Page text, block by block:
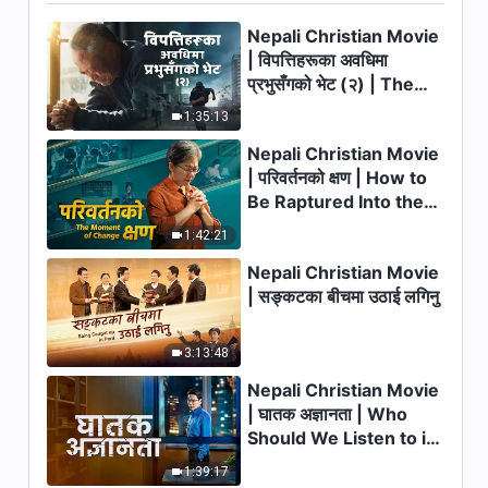
10:50
4:08
परमेश्‍वरका दैनिक वचनहरू: बाइबल
सम्‍बन्धी रहस्यहरू | अंश २७६
3:41
परमेश्‍वरका दैनिक वचनहरू: बाइबल
सम्‍बन्धी रहस्यहरू | अंश २७७
5:50
परमेश्‍वरका दैनिक वचनहरू: बाइबल
सम्‍बन्धी रहस्यहरू | अंश २७८
परमेश्‍वरका दैनिक वचनहरू: बाइबल
सम्‍बन्धी रहस्यहरू | अंश २७९
1:35:13
Nepali Christian Movie
| विपत्तिहरूका अवधिमा
प्रभुसँगको भेट (२) | The
We Enter the Kingdom
of God?
1:42:21
Nepali Christian Movie
| परिवर्तनको क्षण | How to
Be Raptured Into the
3:13:48
Nepali Christian Movie
| सङ्कटका बीचमा उठाई लगिनु
1:39:17
Nepali Christian Movie
| घातक अज्ञानता | Who
Should We Listen to in